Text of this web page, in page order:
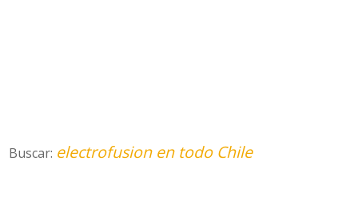
Buscar: electrofusion en todo Chile